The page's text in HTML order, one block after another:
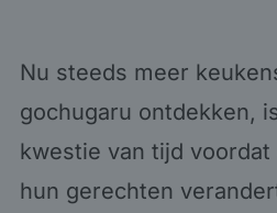
Nu steeds meer
gochugaru ontdekken,
kwestie van tijd
hun gerechten